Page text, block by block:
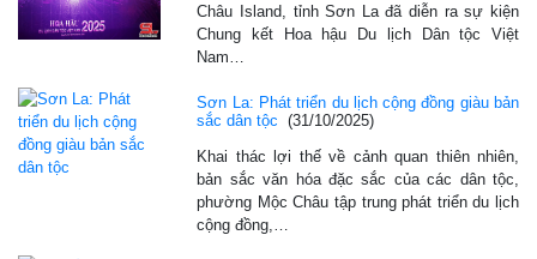
Châu Island, tỉnh Sơn La đã diễn ra sự kiện
Chung kết Hoa hậu Du lịch Dân tộc Việt
Nam…
Sơn La: Phát triển du lịch cộng đồng giàu bản
sắc dân tộc
(31/10/2025)
Khai thác lợi thế về cảnh quan thiên nhiên,
bản sắc văn hóa đặc sắc của các dân tộc,
phường Mộc Châu tập trung phát triển du lịch
cộng đồng,…